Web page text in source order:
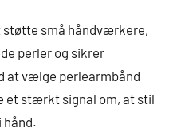
støtte små håndværkere,
perler og sikrer
at vælge perlearmbånd
et stærkt signal om, at stil
hånd.